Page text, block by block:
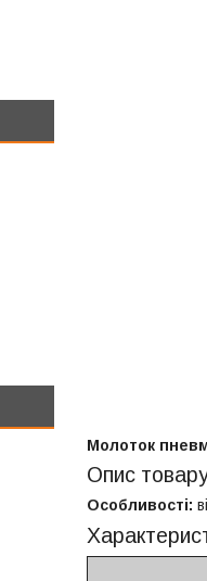
Молоток
Опис
Особливості: